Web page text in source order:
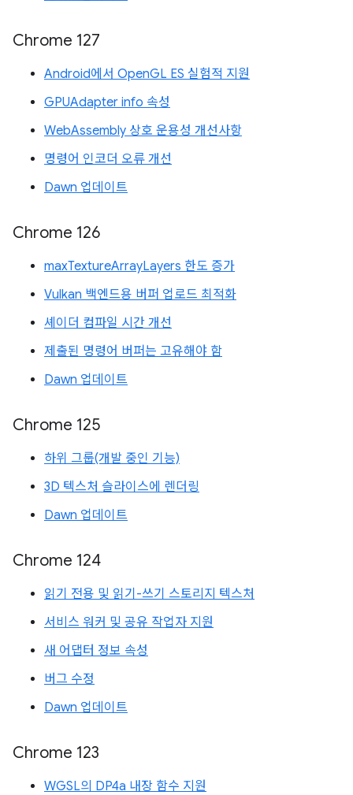
Chrome 127
Android에서 OpenGL ES 실험적 지원
GPUAdapter info 속성
WebAssembly 상호 운용성 개선사항
명령어 인코더 오류 개선
Dawn 업데이트
Chrome 126
maxTextureArrayLayers 한도 증가
Vulkan 백엔드용 버퍼 업로드 최적화
셰이더 컴파일 시간 개선
제출된 명령어 버퍼는 고유해야 함
Dawn 업데이트
Chrome 125
하위 그룹(개발 중인 기능)
3D 텍스처 슬라이스에 렌더링
Dawn 업데이트
Chrome 124
읽기 전용 및 읽기-쓰기 스토리지 텍스처
서비스 워커 및 공유 작업자 지원
새 어댑터 정보 속성
버그 수정
Dawn 업데이트
Chrome 123
WGSL의 DP4a 내장 함수 지원